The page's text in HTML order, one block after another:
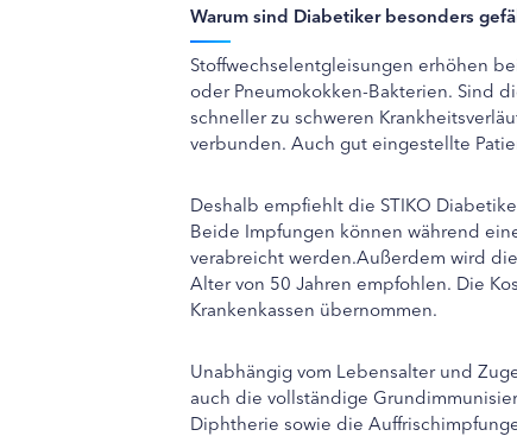
Warum sind Diabetiker besonders
Stoffwechselentgleisungen erhöhen
oder Pneumokokken-Bakterien. Sind
schneller zu schweren
verbunden. Auch gut eingestellte
Deshalb empfiehlt die STIKO
Beide Impfungen können während
verabreicht werden.Außerdem wird
Alter von 50 Jahren empfohlen. Die
Krankenkassen übernommen.
Unabhängig vom Lebensalter und
auch die vollständige
Diphtherie sowie die